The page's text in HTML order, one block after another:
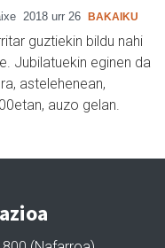
2018 urr 26 BAKAIKU
guztiekin bildu nahi
Jubilatuekin eginen da
astelehenean,
auzo gelan.